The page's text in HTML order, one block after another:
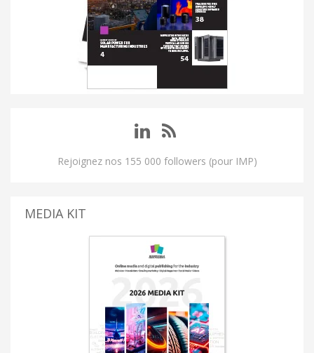
Rejoignez nos 155 000 followers (pour IMP)
MEDIA KIT